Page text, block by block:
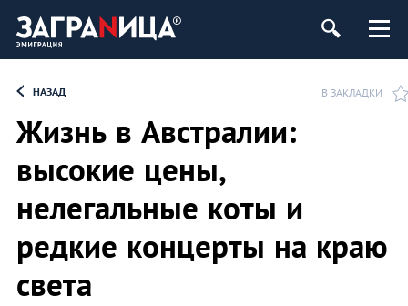
НАЗАД В ЗАКЛАДКИ
Жизнь в Австралии:
высокие цены,
нелегальные коты и
редкие концерты на краю
света